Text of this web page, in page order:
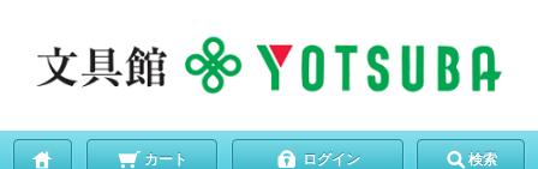
カート ログイン 検索